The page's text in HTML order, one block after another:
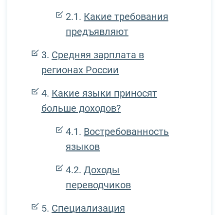
Какие требования
предъявляют
Средняя зарплата в
регионах России
Какие языки приносят
больше доходов?
Востребованность
языков
Доходы
переводчиков
Специализация